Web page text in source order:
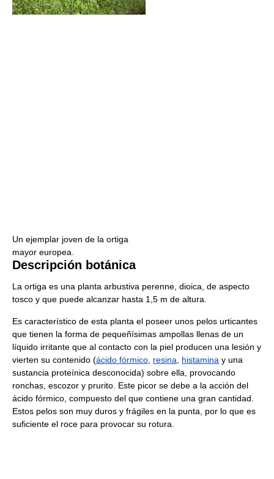
Un ejemplar joven de la ortiga
mayor europea.
Descripción botánica
La ortiga es una planta arbustiva perenne, dioica, de aspecto
tosco y que puede alcanzar hasta 1,5 m de altura.
Es característico de esta planta el poseer unos pelos urticantes
que tienen la forma de pequeñísimas ampollas llenas de un
líquido irritante que al contacto con la piel producen una lesión y
vierten su contenido (ácido fórmico resina histamina y una
sustancia proteínica desconocida) sobre ella, provocando
ronchas, escozor y prurito. Este picor se debe a la acción del
ácido fórmico, compuesto del que contiene una gran cantidad.
Estos pelos son muy duros y frágiles en la punta, por lo que es
suficiente el roce para provocar su rotura.